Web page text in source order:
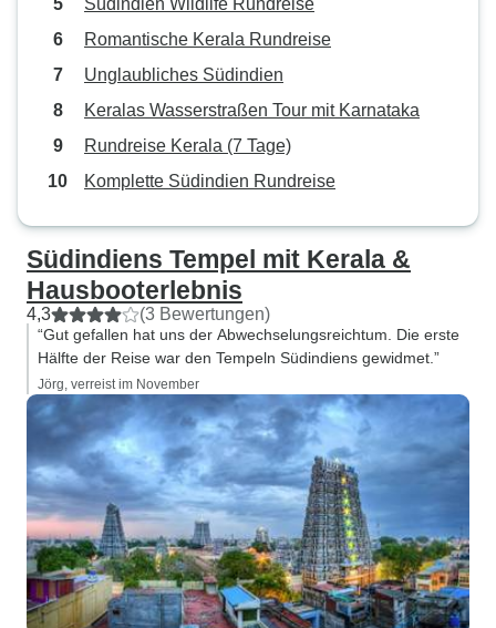
Südindien Wildlife Rundreise
Romantische Kerala Rundreise
Unglaubliches Südindien
Keralas Wasserstraßen Tour mit Karnataka
Rundreise Kerala (7 Tage)
Komplette Südindien Rundreise
Südindiens Tempel mit Kerala &
Hausbooterlebnis
4,3 (3 Bewertungen)
“Gut gefallen hat uns der Abwechselungsreichtum. Die erste
Hälfte der Reise war den Tempeln Südindiens gewidmet.”
Jörg, verreist im November